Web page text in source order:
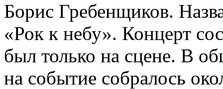
Борис Гребенщиков.
«Рок к небу». Концерт
был только на сцене. В
на событие собралось